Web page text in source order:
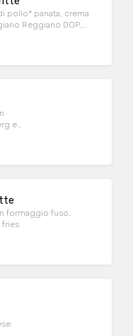
pollo* panata, crema
Reggiano DOP,
e
formaggio fuso,
fries